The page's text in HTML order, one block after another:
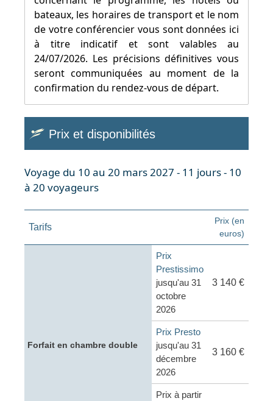
bateaux, les horaires de transport et le nom
de votre conférencier vous sont données ici
à titre indicatif et sont valables au
24/07/2026. Les précisions définitives vous
seront communiquées au moment de la
confirmation du rendez-vous de départ.
Prix et disponibilités
Voyage du 10 au 20 mars 2027 - 11 jours - 10
à 20 voyageurs
Tarifs
Prix (en
euros)
Forfait en chambre double
Prix
Prestissimo
jusqu'au 31
octobre
2026
3 140 €
Prix Presto
jusqu'au 31
décembre
2026
3 160 €
Prix à partir